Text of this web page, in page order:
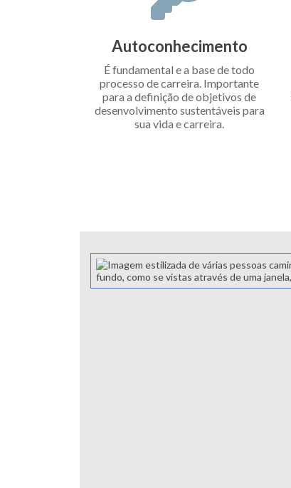
Autoconhecimento
É fundamental e a base de todo
processo de carreira. Importante
para a definição de objetivos de
desenvolvimento sustentáveis para
sua vida e carreira.